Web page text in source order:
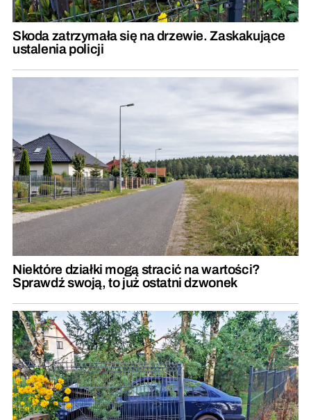
Skoda zatrzymała się na drzewie. Zaskakujące
ustalenia policji
Niektóre działki mogą stracić na wartości?
Sprawdź swoją, to już ostatni dzwonek